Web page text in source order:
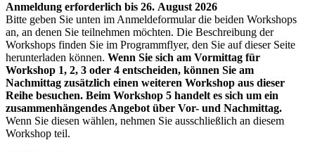
Anmeldung erforderlich bis 26. August 2026
Bitte geben Sie unten im Anmeldeformular die beiden Workshops
an, an denen Sie teilnehmen möchten. Die Beschreibung der
Workshops finden Sie im Programmflyer, den Sie auf dieser Seite
herunterladen können. Wenn Sie sich am Vormittag für
Workshop 1, 2, 3 oder 4 entscheiden, können Sie am
Nachmittag zusätzlich einen weiteren Workshop aus dieser
Reihe besuchen. Beim Workshop 5 handelt es sich um ein
zusammenhängendes Angebot über Vor- und Nachmittag.
Wenn Sie diesen wählen, nehmen Sie ausschließlich an diesem
Workshop teil.